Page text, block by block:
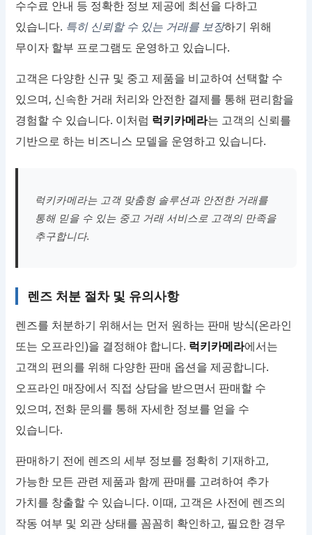
수수료 안내 등 정확한 정보 제공에 최선을 다하고
있습니다. 특히 신뢰할 수 있는 거래를 보장하기 위해
무이자 할부 프로그램도 운영하고 있습니다.
고객은 다양한 신규 및 중고 제품을 비교하여 선택할 수
있으며, 신속한 거래 처리와 안전한 결제를 통해 편리함을
경험할 수 있습니다. 이처럼 럭키카메라는 고객의 신뢰를
기반으로 하는 비즈니스 모델을 운영하고 있습니다.
럭키카메라는 고객 맞춤형 솔루션과 안전한 거래를
통해 믿을 수 있는 중고 거래 서비스로 고객의 만족을
추구합니다.
렌즈 처분 절차 및 유의사항
렌즈를 처분하기 위해서는 먼저 원하는 판매 방식(온라인
또는 오프라인)을 결정해야 합니다. 럭키카메라에서는
고객의 편의를 위해 다양한 판매 옵션을 제공합니다.
오프라인 매장에서 직접 상담을 받으면서 판매할 수
있으며, 전화 문의를 통해 자세한 정보를 얻을 수
있습니다.
판매하기 전에 렌즈의 세부 정보를 정확히 기재하고,
가능한 모든 관련 제품과 함께 판매를 고려하여 추가
가치를 창출할 수 있습니다. 이때, 고객은 사전에 렌즈의
작동 여부 및 외관 상태를 꼼꼼히 확인하고, 필요한 경우